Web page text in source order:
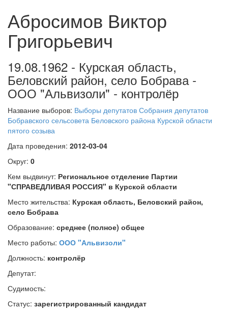
Абросимов Виктор
Григорьевич
19.08.1962 - Курская область,
Беловский район, село Бобрава -
ООО "Альвизоли" - контролёр
Название выборов: Выборы депутатов Собрания депутатов
Бобравского сельсовета Беловского района Курской области
пятого созыва
Дата проведения: 2012-03-04
Округ: 0
Кем выдвинут: Региональное отделение Партии
"СПРАВЕДЛИВАЯ РОССИЯ" в Курской области
Место жительства: Курская область, Беловский район,
село Бобрава
Образование: среднее (полное) общее
Место работы: ООО "Альвизоли"
Должность: контролёр
Депутат:
Судимость:
Статус: зарегистрированный кандидат